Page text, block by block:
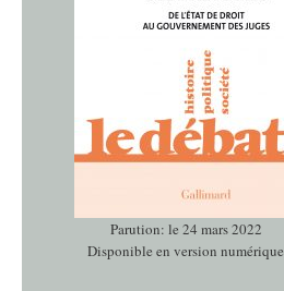
Parution: le 24 mars 2022
Disponible en version numérique